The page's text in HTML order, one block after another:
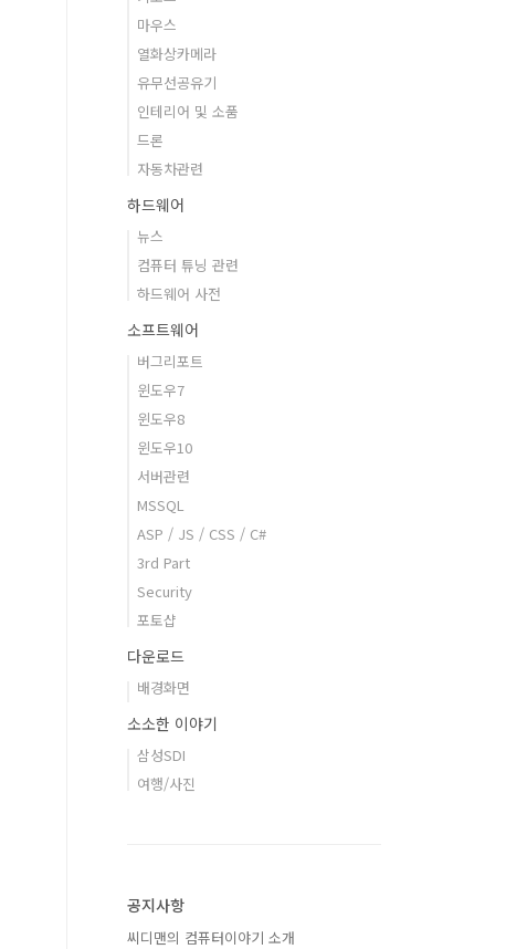
마우스
열화상카메라
유무선공유기
인테리어 및 소품
드론
자동차관련
하드웨어
뉴스
컴퓨터 튜닝 관련
하드웨어 사전
소프트웨어
버그리포트
윈도우7
윈도우8
윈도우10
서버관련
MSSQL
ASP / JS / CSS / C#
3rd Part
Security
포토샵
다운로드
배경화면
소소한 이야기
삼성SDI
여행/사진
공지사항
씨디맨의 컴퓨터이야기 소개